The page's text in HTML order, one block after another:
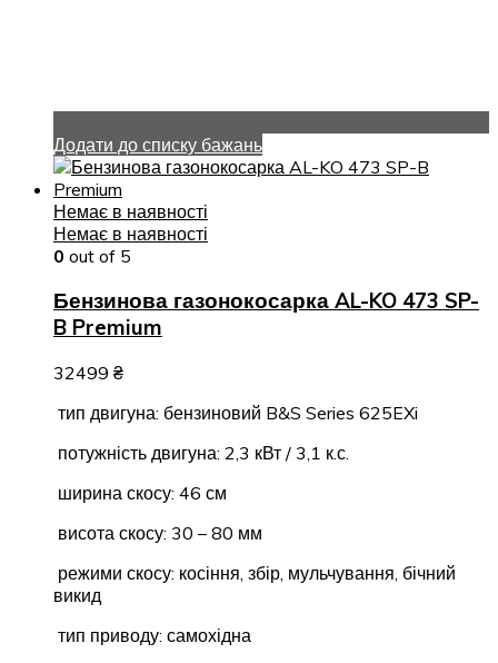
Додати до списку бажань
Немає в наявності
Немає в наявності
0 out of 5
Бензинова газонокосарка AL-KO 473 SP-
B Premium
32499 ₴
тип двигуна: бензиновий B&S Series 625EXi
потужність двигуна: 2,3 кВт / 3,1 к.с.
ширина скосу: 46 см
висота скосу: 30 – 80 мм
режими скосу: косіння, збір, мульчування, бічний
викид
тип приводу: самохідна